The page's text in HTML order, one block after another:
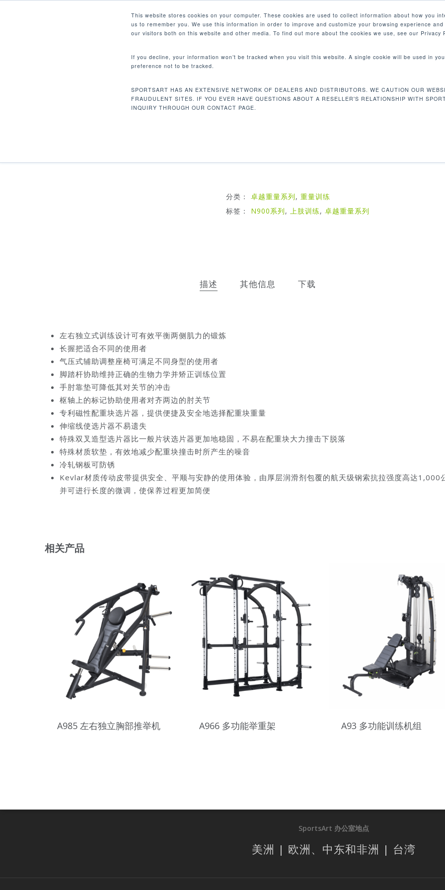
This website stores cookies on your computer. These cookies are used to collect information about how you
us to remember you. We use this information in order to improve and customize your browsing experience
our visitors both on this website and other media. To find out more about the cookies we use, see our Privacy
If you decline, your information won’t be tracked when you visit this website. A single cookie will be used in
preference not to be tracked.
SPORTSART HAS AN EXTENSIVE NETWORK OF DEALERS AND DISTRIBUTORS. WE CAUTION OUR
FRAUDULENT SITES. IF YOU EVER HAVE QUESTIONS ABOUT A RESELLER'S RELATIONSHIP WITH
INQUIRY THROUGH OUR CONTACT PAGE.
LinkedIn
Hit enter to search or ESC to close
产品
N933 坐姿蝴蝶训练机
分类： 卓越重量系列, 重量训练
标签： N900系列, 上肢训练, 卓越重量系列
描述 其他信息 下载
左右独立式训练设计可有效平衡两侧肌力的锻炼
长握把适合不同的使用者
气压式辅助调整座椅可满足不同身型的使用者
脚踏杆协助维持正确的生物力学并矫正训练位置
手肘靠垫可降低其对关节的冲击
枢轴上的标记协助使用者对齐两边的肘关节
专利磁性配重块选片器，提供便捷及安全地选择配重块重量
伸缩线使选片器不易遗失
特殊双叉造型选片器比一般片状选片器更加地稳固，不易在配重块大力撞击下脱落
特殊材质软垫，有效地减少配重块撞击时所产生的噪音
冷轧钢板可防锈
Kevlar材质传动皮带提供安全、平顺与安静的使用体验，由厚层润滑剂包覆的航天级钢索抗拉强度高达1,000
并可进行长度的微调，使保养过程更加简便
相关产品
A985 左右独立胸部推举机 A966 多功能举重架 A93 多功能训练机组
SportsArt 办公室地点
美洲 | 欧洲、中东和非洲 | 台湾